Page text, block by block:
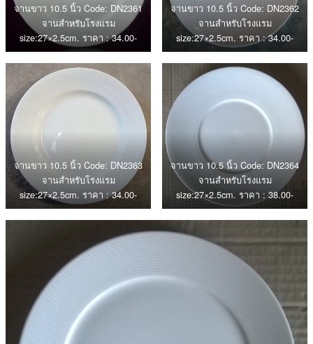
จานขาว 10.5 นิ้ว Code: DN2361
จานสำหรับโรงแรม
size:27×2.5cm. ราคา : 34.00-
จานขาว 10.5 นิ้ว Code: DN2362
จานสำหรับโรงแรม
size:27×2.5cm. ราคา : 34.00-
จานขาว 10.5 นิ้ว Code: DN2363
จานสำหรับโรงแรม
size:27×2.5cm. ราคา : 34.00-
จานขาว 10.5 นิ้ว Code: DN2364
จานสำหรับโรงแรม
size:27×2.5cm. ราคา : 38.00-